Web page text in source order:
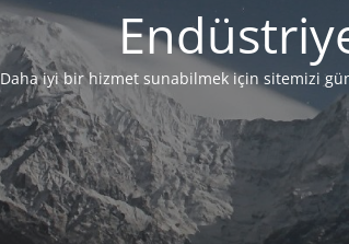
Daha iyi bir hizmet sunabilmek için sitemizi